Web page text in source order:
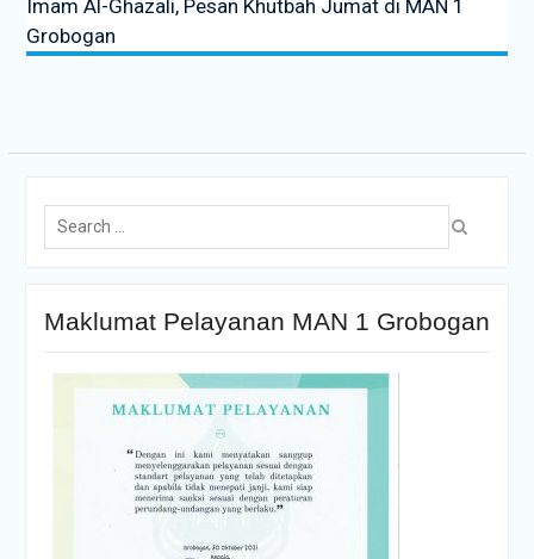
Imam Al-Ghazali, Pesan Khutbah Jumat di MAN 1
Grobogan
Maklumat Pelayanan MAN 1 Grobogan